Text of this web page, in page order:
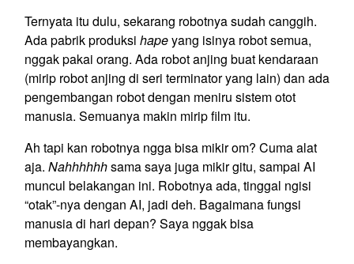
Ternyata itu dulu, sekarang robotnya sudah canggih.
Ada pabrik produksi hapeyang isinya robot semua,
nggak pakai orang. Ada robot anjing buat kendaraan
(mirip robot anjing di seri terminator yang lain) dan ada
pengembangan robot dengan meniru sistem otot
manusia. Semuanya makin mirip film itu.
Ah tapi kan robotnya ngga bisa mikir om? Cuma alat
aja. Nahhhhhhsama saya juga mikir gitu, sampai AI
muncul belakangan ini. Robotnya ada, tinggal ngisi
“otak”-nya dengan AI, jadi deh. Bagaimana fungsi
manusia di hari depan? Saya nggak bisa
membayangkan.